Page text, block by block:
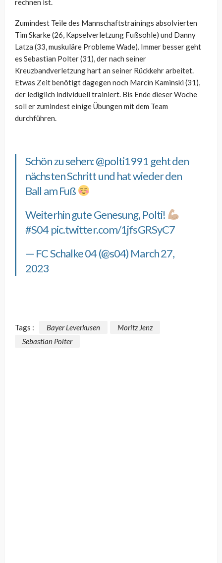
rechnen ist.
Zumindest Teile des Mannschaftstrainings absolvierten
Tim Skarke (26, Kapselverletzung Fußsohle) und Danny
Latza (33, muskuläre Probleme Wade). Immer besser geht
es Sebastian Polter (31), der nach seiner
Kreuzbandverletzung hart an seiner Rückkehr arbeitet.
Etwas Zeit benötigt dagegen noch Marcin Kaminski (31),
der lediglich individuell trainiert. Bis Ende dieser Woche
soll er zumindest einige Übungen mit dem Team
durchführen.
Schön zu sehen:@polti1991 geht den
nächsten Schritt und hat wieder den
Ball am Fuß
Weiterhin gute Genesung, Polti!
#S04 pic.twitter.com/1jfsGRSyC7
— FC Schalke 04 (@s04) March 27,
2023
Tags : Bayer Leverkusen
Moritz Jenz
Sebastian Polter